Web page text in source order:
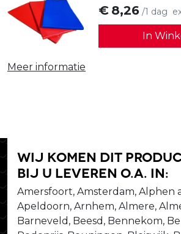
€ 8,26 /1 dag
In
Meer informatie
Wij komen dit
bij u leveren o.a. in:
Amersfoort, Amsterdam, Alphen
Apeldoorn, Arnhem, Almere,
Barneveld, Beesd, Bennekom,